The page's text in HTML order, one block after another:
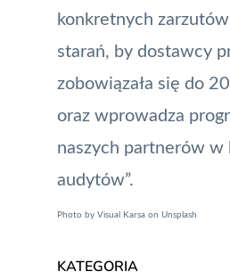
konkretnych
starań, by dostawcy
zobowiązała się do
oraz wprowadza
naszych partnerów w
audytów”.
Photo by Visual Karsa on Unsplash
KATEGORIA